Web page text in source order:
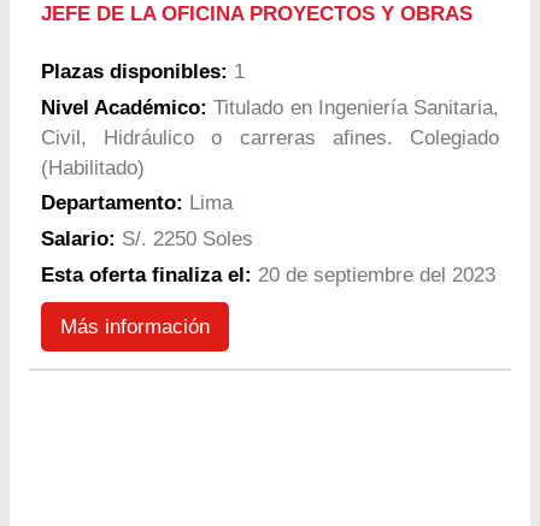
JEFE DE LA OFICINA PROYECTOS Y OBRAS
Plazas disponibles: 1
Nivel Académico: Titulado en Ingeniería Sanitaria,
Civil, Hidráulico o carreras afines. Colegiado
(Habilitado)
Departamento: Lima
Salario: S/. 2250 Soles
Esta oferta finaliza el: 20 de septiembre del 2023
Más información